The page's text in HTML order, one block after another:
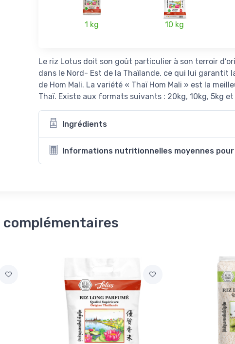
1 kg 10 kg
Le riz Lotus doit son goût particulier à son terroir
dans le Nord- Est de la Thaïlande, ce qui lui garantit
de Hom Mali. La variété « Thaï Hom Mali » est la
Thaï. Existe aux formats suivants : 20kg, 10kg, 5kg et
Ingrédients
Informations nutritionnelles moyennes pour